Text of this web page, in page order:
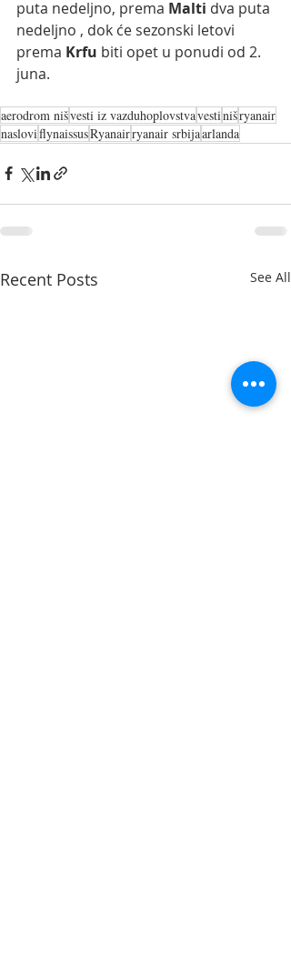
puta nedeljno, prema Malti dva puta
nedeljno , dok će sezonski letovi
prema Krfu biti opet u ponudi od 2.
juna.
aerodrom nišvesti iz vazduhoplovstvavestinišryanair
nasloviflynaissusRyanairryanair srbijaarlanda
Recent Posts See All